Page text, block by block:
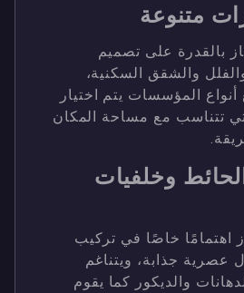
متنوعة
بالقدرة على تصميم
والشقق السكنية،
المؤسسات يتم اختيار
تتناسب مع مساحة المكان
وخلفيات
اهتمامًا خاصًا في تركيب
عصرية جذابة، ويتناغم
والديكور كما يقوم